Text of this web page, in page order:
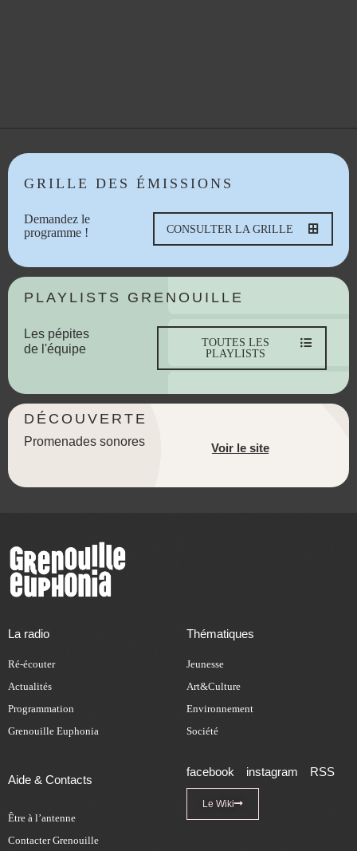
GRILLE DES ÉMISSIONS
Demandez le
programme !
CONSULTER LA GRILLE
PLAYLISTS GRENOUILLE
Les pépites
de l'équipe
TOUTES LES
PLAYLISTS
DÉCOUVERTE
Promenades sonores Voir le site
La radio
Ré-écouter
Actualités
Programmation
Grenouille Euphonia
Thématiques
Jeunesse
Art&Culture
Environnement
Société
Aide & Contacts
Être à l’antenne
Contacter Grenouille
facebook instagram RSS
Le Wiki